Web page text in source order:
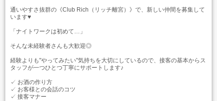
通いやすさ抜群の《Club Rich（リッチ離宮）》で、新しい仲間を募集して
います♥
「ナイトワークは初めて…」
そんな未経験者さんも大歓迎◎
経験よりも"やってみたい"気持ちを大切にしているので、接客の基本からス
タッフが一つひとつ丁寧にサポートします♪
✓ お酒の作り方
✓ お客様との会話のコツ
✓ 接客マナー